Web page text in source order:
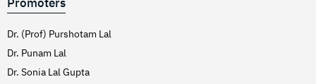
Dr. (Prof) Purshotam Lal
Dr. Punam Lal
Dr. Sonia Lal Gupta